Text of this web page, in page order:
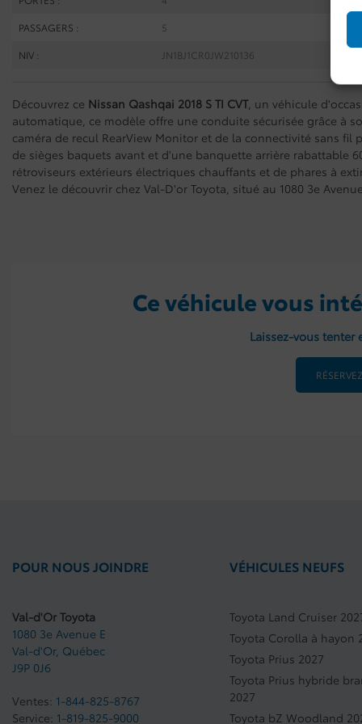
PASSAGERS :
5
NIV :
JN1BJ1CR0JW210136
Découvrez ce Nissan Qashqai 2018 S TI CVT, un véhicule
automatique, ce modèle offre une conduite sécurisée grâce à
caméra de recul RearView Monitor et de la connectivité sans
de sièges baquets avant et d'une banquette arrière rabattable
rétroviseurs extérieurs électriques chauffants et de phares à
Venez le découvrir chez Val-D'or Toyota, situé au 1080 3e
Ce véhicule vous
Laissez-vous tenter
POUR NOUS JOINDRE
Val-d'Or Toyota
1080 3e Avenue E
Val-d'Or, Québec
J9P 0J6
Ventes: 1-844-825-8767
Service: 1-819-825-9000
VÉHICULES NEUFS
Toyota Land Cruiser
Toyota Corolla à hayon
Toyota Prius 2027
Toyota Prius hybride
2027
Toyota bZ Woodland